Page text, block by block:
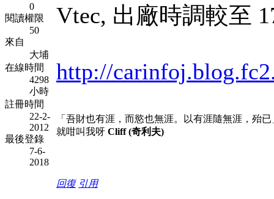
0
閱讀權限
50
來自
大埔
在線時間
4298
小時
註冊時間
22-2-
2012
最後登錄
7-6-
2018
Vtec, 出廠時調較至
http://
「吾財也有涯，而慾也無涯。以有涯隨無涯，殆已
就咁叫我呀 Cliff (奇利夫)
回復 引用